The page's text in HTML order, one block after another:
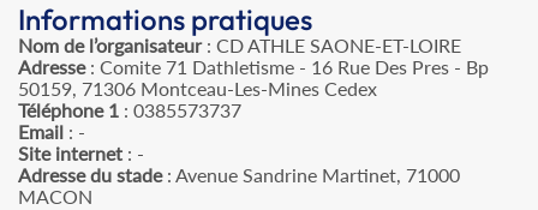
Informations pratiques
Nom de l’organisateur: CD ATHLE SAONE-ET-LOIRE
Adresse: Comite 71 Dathletisme - 16 Rue Des Pres - Bp
50159, 71306 Montceau-Les-Mines Cedex
Téléphone 1 : 0385573737
Email : -
Site internet : -
Adresse du stade: Avenue Sandrine Martinet, 71000
MACON